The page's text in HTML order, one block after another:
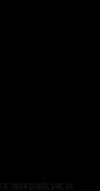
προσφορές μας με